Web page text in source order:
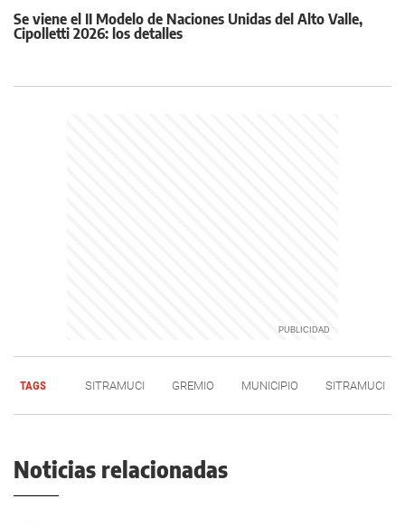
Se viene el II Modelo de Naciones Unidas del Alto Valle,
Cipolletti 2026: los detalles
TAGS SITRAMUCI GREMIO MUNICIPIO SITRAMUCI
Noticias relacionadas